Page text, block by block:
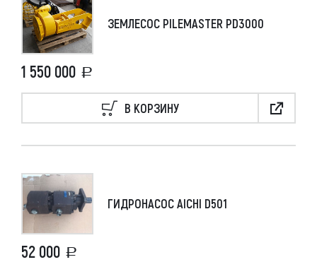
ЗЕМЛЕСОС PILEMASTER PD3000
1 550 000
В КОРЗИНУ
ГИДРОНАСОС AICHI D501
52 000